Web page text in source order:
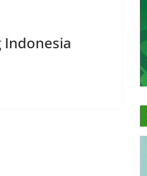
Indonesia